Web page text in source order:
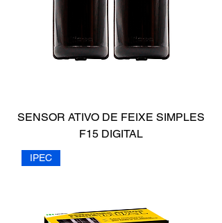
SENSOR ATIVO DE FEIXE SIMPLES
F15 DIGITAL
IPEC